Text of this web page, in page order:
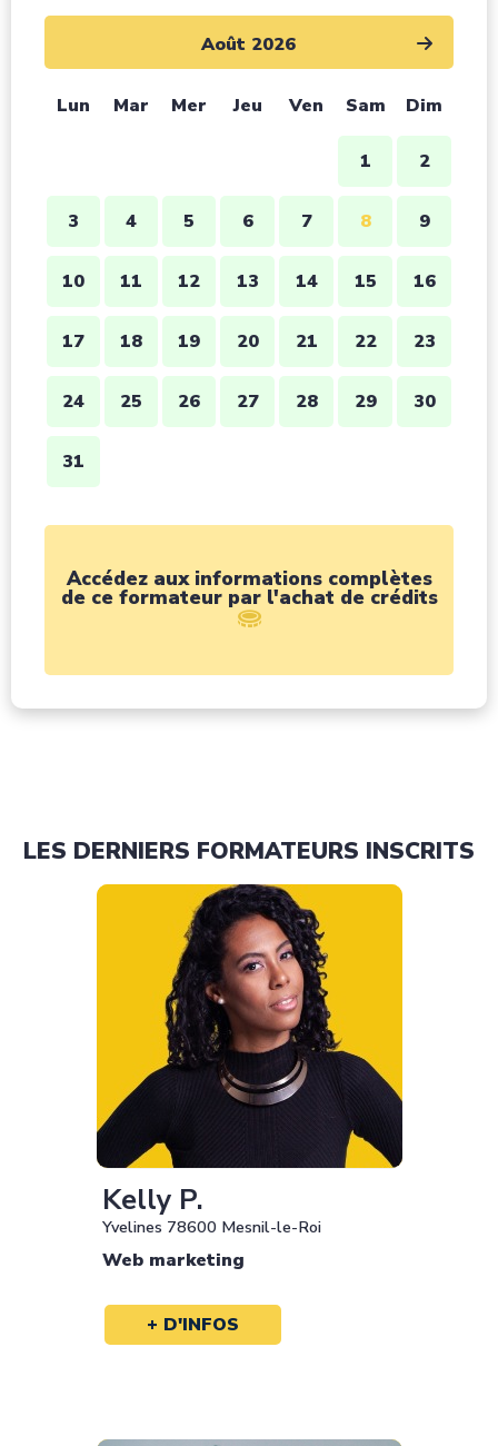
Août 2026
Lun Mar Mer Jeu Ven Sam Dim
1 2
3 4 5 6 7 8 9
10 11 12 13 14 15 16
17 18 19 20 21 22 23
24 25 26 27 28 29 30
31
Accédez aux informations complètes
de ce formateur par l'achat de crédits
LES DERNIERS FORMATEURS INSCRITS
Kelly P.
Yvelines 78600 Mesnil-le-Roi
Web marketing
+ D'INFOS